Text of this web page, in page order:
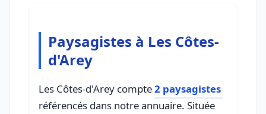
Paysagistes à Les Côtes-
d'Arey
Les Côtes-d'Arey compte2 paysagistes
référencés dans notre annuaire. Située